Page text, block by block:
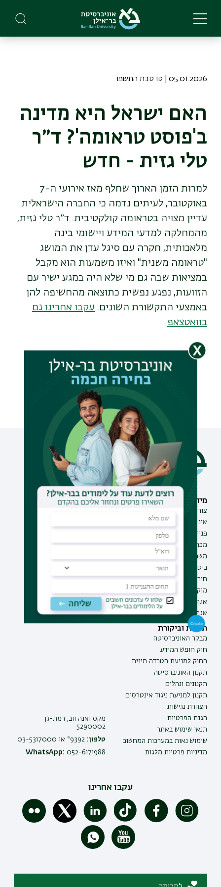
main
05.01.2026 | טו טבת התשפו
האם ישראל היא מדינה
ב'פוסט טראומה'? ד״ר
טלי גזית - חדש
למרות הזמן הארוך שחלף מאז אירועי ה-7
באוקטובר, לעיתים נדמה כי החברה הישראלית
עדיין מצויה בטראומה קולקטיבית. ד״ר טלי גזית,
מהמחלקה למדעי המידע ויישומי בינה
מלאכותית, חקרה עם סיגל עדן את המושג
"טראומה משנית" ואיזו משמעות הוא מקבל
במציאות שבה גם מי שלא היה במגע ישיר עם
הזוועות, נפגע נפשית כתוצאה מהחשיפה להן
באמצעי התקשורת השונים. עקבו אחרינו גם
בוואטצאפ
מידע וסיוע
צור קשר
אינ-בר מידע אישי לסטודנט
פנייה למנהל האתר
מכרזים
משרות בבר-אילן
ביטחון ובטיחות
חירום ועזרה ראשונה
מוקד בקרה לדיווחים
אגף התקשוב
אגף התפעול
תחומי לימוד
מכינות
תעודת הוראה
תקנות וביקורת
מבקר האוניברסיטה
חוק חופש המידע
החוק למניעת הטרדה מינית
תקנון האוניברסיטה
תקנונים ונהלים
תקנון למניעת ניגוד אינטרסים
הצהרת נגישות
הגנת הפרטיות
תנאי שימוש באתר
שימוש נאות במערכות המחשוב
מדיניות פרטיות מלגות
מקס ואנה ווב, רמת-גן
5290002
טלפון: 9392* או 03-5317000
WhatsApp: 052-6171988
עקבו אחרינו